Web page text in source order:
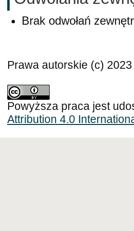
Brak odwołań
Prawa autorskie (c)
Powyższa praca jest
Attribution 4.0